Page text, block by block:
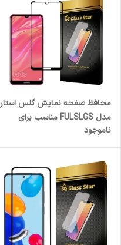
محافظ صفحه نمایش گلس استار
مدل FULSLGS مناسب برای
2019 / Y7 Pro 2019 / Y7 2019
ناموجود